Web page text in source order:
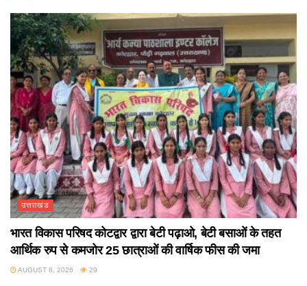
उत्तराखंड
भारत विकास परिषद कोटद्वार द्वारा बेटी पढ़ाओ, बेटी बसाओं के तहत
आर्थिक रुप से कमजोर 25 छात्राओं की वार्षिक फीस की जमा
AUGUST 8, 2026 29